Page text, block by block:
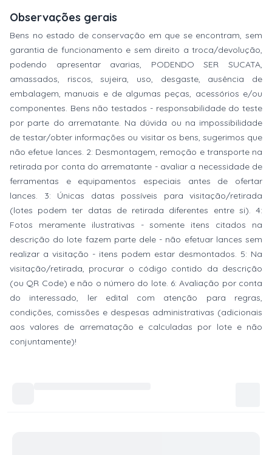
Observações gerais
Bens no estado de conservação em que se encontram, sem
garantia de funcionamento e sem direito a troca/devolução,
podendo apresentar avarias, PODENDO SER SUCATA,
amassados, riscos, sujeira, uso, desgaste, ausência de
embalagem, manuais e de algumas peças, acessórios e/ou
componentes. Bens não testados - responsabilidade do teste
por parte do arrematante. Na dúvida ou na impossibilidade
de testar/obter informações ou visitar os bens, sugerimos que
não efetue lances. 2: Desmontagem, remoção e transporte na
retirada por conta do arrematante - avaliar a necessidade de
ferramentas e equipamentos especiais antes de ofertar
lances. 3: Únicas datas possíveis para visitação/retirada
(lotes podem ter datas de retirada diferentes entre si). 4:
Fotos meramente ilustrativas - somente itens citados na
descrição do lote fazem parte dele - não efetuar lances sem
realizar a visitação - itens podem estar desmontados. 5: Na
visitação/retirada, procurar o código contido da descrição
(ou QR Code) e não o número do lote. 6: Avaliação por conta
do interessado, ler edital com atenção para regras,
condições, comissões e despesas administrativas (adicionais
aos valores de arrematação e calculadas por lote e não
conjuntamente)!